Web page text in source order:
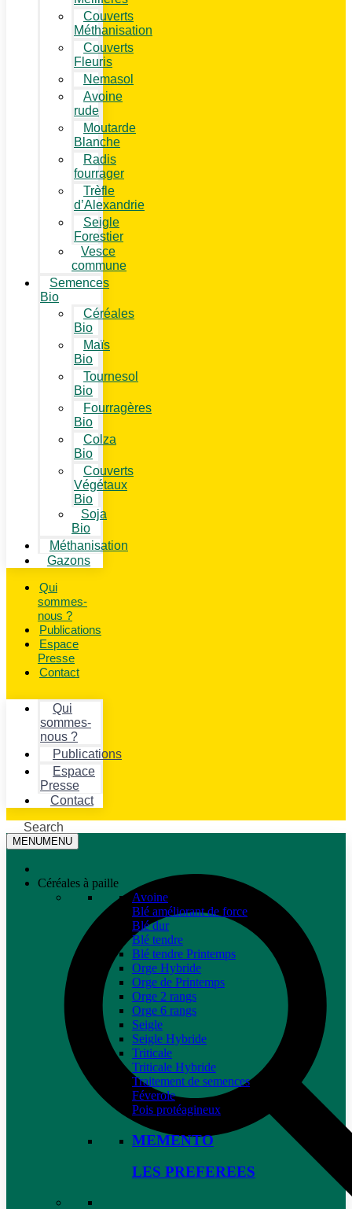
Couverts
Méthanisation
Couverts
Fleuris
Nemasol
Avoine
rude
Moutarde
Blanche
Radis
fourrager
Trèfle
d’Alexandrie
Seigle
Forestier
Vesce
commune
Semences
Bio
Céréales
Bio
Maïs
Bio
Tournesol
Bio
Fourragères
Bio
Colza
Bio
Couverts
Végétaux
Bio
Soja
Bio
Méthanisation
Gazons
Qui
sommes-
nous ?
Publications
Espace
Presse
Contact
Qui
sommes-
nous ?
Publications
Espace
Presse
Contact
Search
MENUMENU
Céréales à paille
Avoine
Blé améliorant de force
Blé dur
Blé tendre
Blé tendre Printemps
Orge Hybride
Orge de Printemps
Orge 2 rangs
Orge 6 rangs
Seigle
Seigle Hybride
Triticale
Triticale Hybride
Traitement de semences
Féverole
Pois protéagineux
MEMENTO
LES PREFEREES